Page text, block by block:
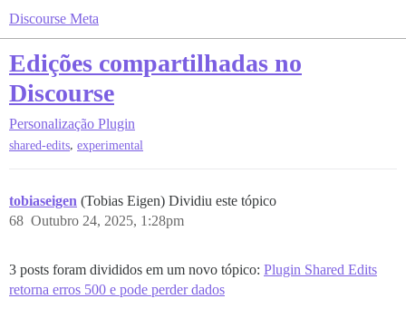
Discourse Meta
Edições compartilhadas no
Discourse
Personalização Plugin
shared-edits, experimental
tobiaseigen (Tobias Eigen) Dividiu este tópico
Outubro 24, 2025, 1:28pm
68
3 posts foram divididos em um novo tópico: Plugin Shared Edits
retorna erros 500 e pode perder dados